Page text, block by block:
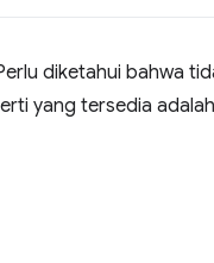
diketahui bahwa
yang tersedia